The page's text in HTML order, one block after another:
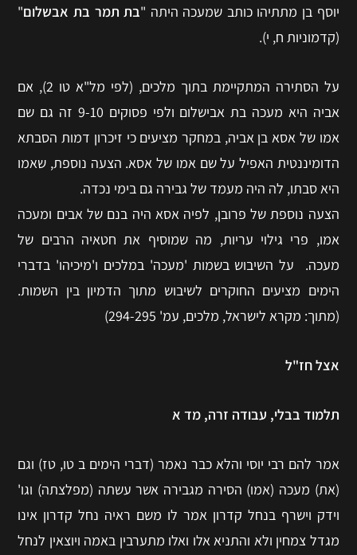
יוסף בן מתתיהו כותב שמעכה היתה "בת תמר בת אבשלום"
(קדמוניות ח, י).
על הסתירה המתקיימת בתוך מלכים, (לפי מל"א טו 2), אם
אביה היא מעכה בת אבישלום ולפי פסוקים 9-10 זה גם שם
אמו של אסא בן אביה, במחקר מציעים כי זיכרון דמות הסבתא
הדומיננטית האפיל על שם אמו של אסא. הצעה נוספת, שאמו
היא סבתו, לה היה מעמד של גבירה גם בימי נכדה.
הצעה נוספת של פרובן, לפיה אסא היה בנם של אבים ומעכה
אמו, פרי גילוי עריות, מה שמוסיף את חטאיה הרבים של
מעכה. על השיבוש בשמות 'מעכה' במלכים ו'מיכיהו' בדברי
הימים מציעים החוקרים לשיבוש מתוך הדמיון בין השמות.
(מתוך: מקרא לישראל, מלכים, עמ' 294-295)
אצל חז"ל
תלמוד בבלי, עבודה זרה, מד א
אמר להם רבי יוסי והלא כבר נאמר (דברי הימים ב טו, טז) וגם
(את) מעכה (אמו) הסירה מגבירה אשר עשתה (מפלצתה) וגו'
וידק וישרף בנחל קדרון אמר לו משם ראיה נחל קדרון אינו
מגדל צמחין ולא והתניא אלו ואלו מתערבין באמה ויוצאין לנחל